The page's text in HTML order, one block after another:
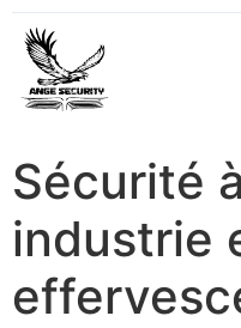
Sécurité
industrie